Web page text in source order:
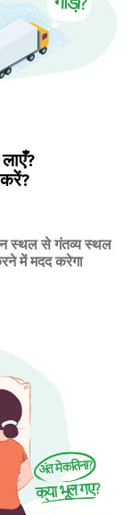
करें?
स्थल से गंतव्य स्थल
में मदद करेगा